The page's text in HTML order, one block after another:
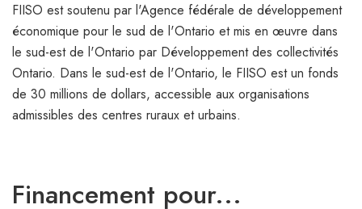
FIISO est soutenu par l'Agence fédérale de développement
économique pour le sud de l'Ontario et mis en œuvre dans
le sud-est de l'Ontario par Développement des collectivités
Ontario. Dans le sud-est de l'Ontario, le FIISO est un fonds
de 30 millions de dollars, accessible aux organisations
admissibles des centres ruraux et urbains.
Financement pour...